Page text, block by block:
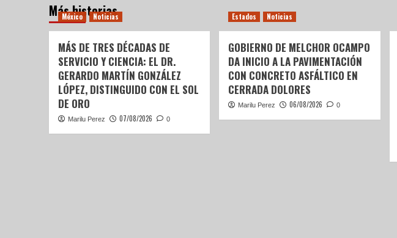
Más historias
México Noticias
MÁS DE TRES DÉCADAS DE
SERVICIO Y CIENCIA: EL DR.
GERARDO MARTÍN GONZÁLEZ
LÓPEZ, DISTINGUIDO CON EL SOL
DE ORO
Marilu Perez 07/08/2026 0
Estados Noticias
GOBIERNO DE MELCHOR OCAMPO
DA INICIO A LA PAVIMENTACIÓN
CON CONCRETO ASFÁLTICO EN
CERRADA DOLORES
Marilu Perez 06/08/2026 0